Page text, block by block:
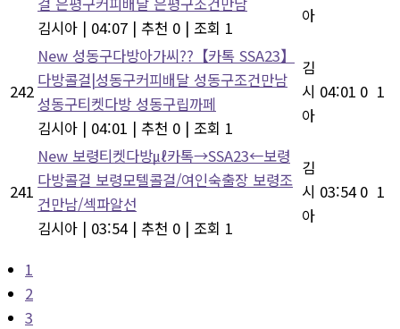
김시아 | 04:07 | 추천 0 | 조회 1
아
242
New 성동구다방아가씨??【카톡 SSA23】
다방콜걸|성동구커피배달 성동구조건만남
성동구티켓다방 성동구립까페
김시아 | 04:01 | 추천 0 | 조회 1
김
시
아
04:01 0 1
241
New 보령티켓다방㎕카톡→SSA23←보령
다방콜걸 보령모텔콜걸/여인숙출장 보령조
건만남/섹파알선
김시아 | 03:54 | 추천 0 | 조회 1
김
시
아
03:54 0 1
1
2
3